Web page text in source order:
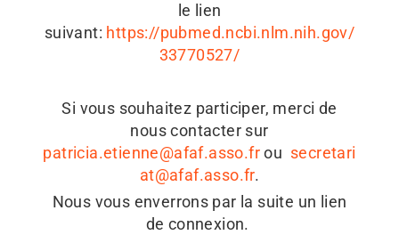
le lien
suivant: https://pubmed.ncbi.nlm.nih.gov/
33770527/
Si vous souhaitez participer, merci de
nous contacter sur
patricia.etienne@afaf.asso.frou secretari
at@afaf.asso.fr.
Nous vous enverrons par la suite un lien
de connexion.